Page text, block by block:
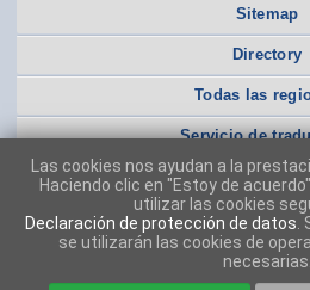
Sitemap
Directory
Todas las
Servicio de
Las cookies nos ayudan a la
Haciendo clic en "Estoy de
utilizar las cookies
Declaración de protección de datos
se utilizarán las cookies de
necesarias.